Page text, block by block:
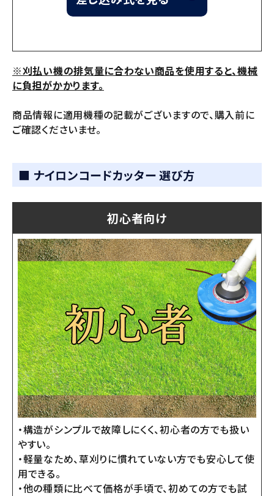
※刈払い機の排気量に合わない商品を使用すると、機械
に負担がかかります。
商品情報に適用機種の記載がございますので、購入前に
ご確認くださいませ。
■ ナイロンコードカッター 選び方
初心者向け
・構造がシンプルで故障しにくく、初心者の方でも扱い
やすい。
・軽量なため、草刈りに慣れていない方でも安心して使
用できる。
・他の種類に比べて価格が手頃で、初めての方でも試